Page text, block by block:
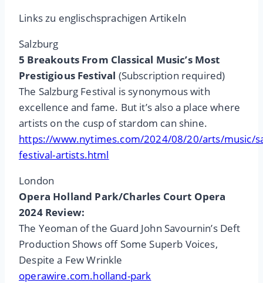
Links zu englischsprachigen Artikeln
Salzburg
5 Breakouts From Classical Music’s Most
Prestigious Festival (Subscription required)
The Salzburg Festival is synonymous with
excellence and fame. But it’s also a place where
artists on the cusp of stardom can shine.
https://www.nytimes.com/2024/08/20/arts/music/
festival-artists.html
London
Opera Holland Park/Charles Court Opera
2024 Review:
The Yeoman of the Guard John Savournin’s Deft
Production Shows off Some Superb Voices,
Despite a Few Wrinkle
operawire.com.holland-park